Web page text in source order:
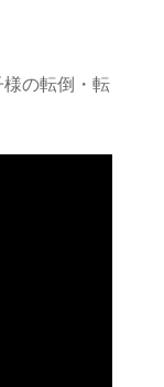
の転倒・転